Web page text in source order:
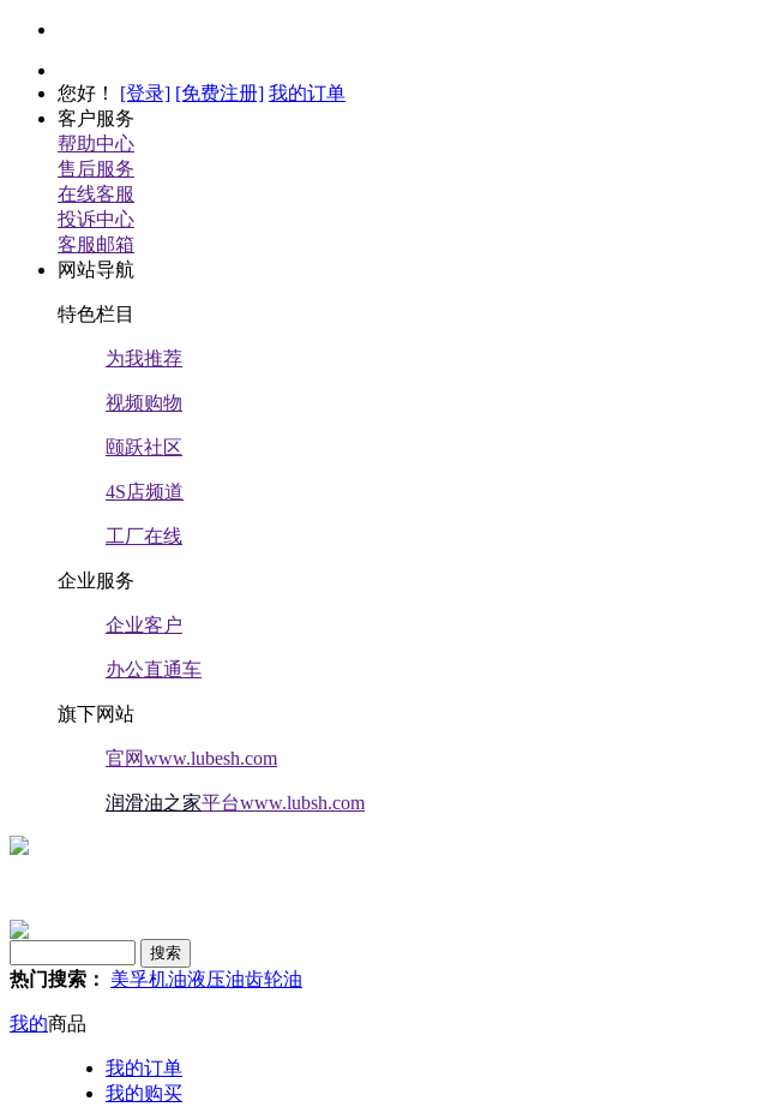
您好 ！ [登录] [免费注册] 我的订单
客户服务
帮助中心
售后服务
在线客服
投诉中心
客服邮箱
网站导航
特色栏目
为我推荐
视频购物
颐跃社区
4S店频道
工厂在线
企业服务
企业客户
办公直通车
旗下网站
官网www.lubesh.com
润滑油之家平台www.lubsh.com
热门搜索： 美孚机油液压油齿轮油
我的商品
我的订单
我的购买